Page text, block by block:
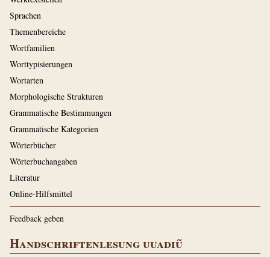
Sprachen
Themenbereiche
Wortfamilien
Worttypisierungen
Wortarten
Morphologische Strukturen
Grammatische Bestimmungen
Grammatische Kategorien
Wörterbücher
Wörterbuchangaben
Literatur
Online-Hilfsmittel
Feedback geben
Handschriftenlesung uuadiũ